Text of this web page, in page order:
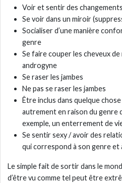
Voir et sentir des
Se voir dans un miroir
Socialiser d’une manière
genre
Se faire couper les cheveux
androgyne
Se raser les jambes
Ne pas se raser les jambes
Être inclus dans quelque
autrement en raison du genre
exemple, un enterrement de
Se sentir sexy / avoir des
qui correspond à son genre et
Le simple fait de sortir dans le
d’être vu comme tel peut être